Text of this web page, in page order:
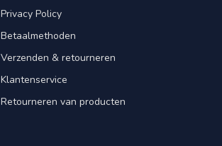
Privacy Policy
Betaalmethoden
Verzenden & retourneren
Klantenservice
Retourneren van producten